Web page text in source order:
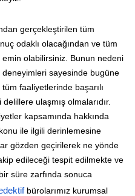
gerçekleştirilen tüm
odaklı olacağından ve tüm
emin olabilirsiniz. Bunun nedeni
deneyimleri sayesinde bugüne
faaliyetlerinde başarılı
ulaşmış olmalarıdır.
kapsamında hakkında
ile ilgili derinlemesine
gözden geçirilerek ne yönde
edileceği tespit edilmekte ve
süre zarfında sonuca
bürolarımız kurumsal